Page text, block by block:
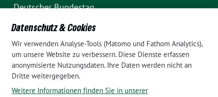
Deutscher Bundestag
Fraktion Bündnis 90/Die Grünen
Platz der Republik 1
D-10111 Berlin
E-Mail: julia.schneider(at)bundestag.de
Telefon: +49 30 227 70907
Datenschutz & Cookies
Wir verwenden Analyse-Tools (Matomo und Fathom Analytics),
um unsere Website zu verbessern. Diese Dienste erfassen
anonymisierte Nutzungsdaten. Ihre Daten werden nicht an
Dritte weitergegeben.
Weitere Informationen finden Sie in unserer